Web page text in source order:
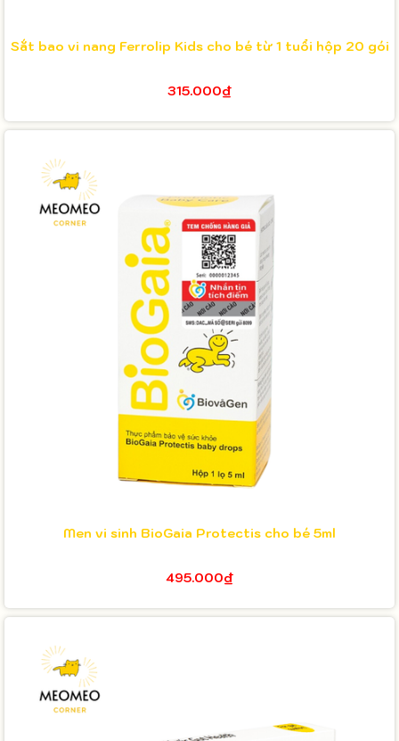
Sắt bao vi nang Ferrolip Kids cho bé từ 1 tuổi hộp 20 gói
315.000₫
Men vi sinh BioGaia Protectis cho bé 5ml
495.000₫